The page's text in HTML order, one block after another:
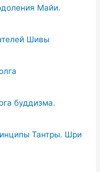
Майи.
Шивы
буддизма.
Тантры. Шри